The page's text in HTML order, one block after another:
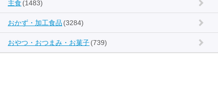
主食 (1483)
おかず・加工食品 (3284)
おやつ・おつまみ・お菓子(739)